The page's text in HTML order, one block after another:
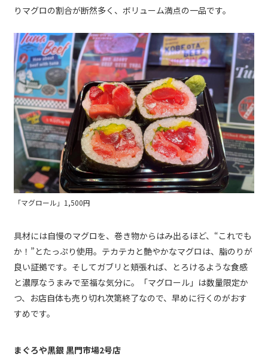
りマグロの割合が断然多く、ボリューム満点の一品です。
「マグロール」1,500円
具材には自慢のマグロを、巻き物からはみ出るほど、“これでも
か！”とたっぷり使用。テカテカと艶やかなマグロは、脂のりが
良い証拠です。そしてガブリと頬張れば、とろけるような食感
と濃厚なうまみで至福な気分に。「マグロール」は数量限定か
つ、お店自体も売り切れ次第終了なので、早めに行くのがおす
すめです。
まぐろや黒銀 黒門市場2号店